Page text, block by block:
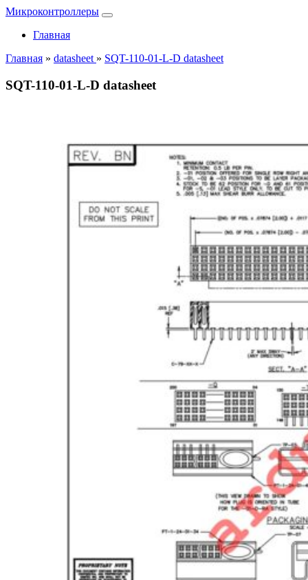
Микроконтроллеры
Главная
Главная » datasheet » SQT-110-01-L-D datasheet
SQT-110-01-L-D datasheet